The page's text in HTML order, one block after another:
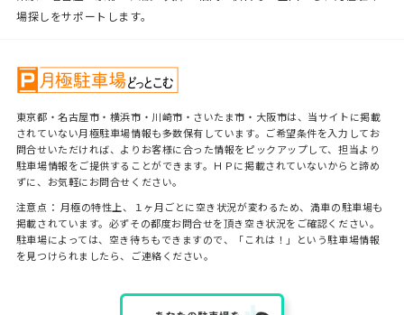
場探しをサポートします。
東京都・名古屋市・横浜市・川崎市・さいたま市・大阪市は、当サイトに掲載
されていない月極駐車場情報も多数保有しています。ご希望条件を入力してお
問合せいただければ、よりお客様に合った情報をピックアップして、担当より
駐車場情報をご提供することができます。ＨＰに掲載されていないからと諦め
ずに、お気軽にお問合せください。
注意点： 月極の特性上、１ヶ月ごとに空き状況が変わるため、満車の駐車場も
掲載されています。必ずその都度お問合せを頂き空き状況をご確認ください。
駐車場によっては、空き待ちもできますので、「これは！」という駐車場情報
を見つけられましたら、ご連絡ください。